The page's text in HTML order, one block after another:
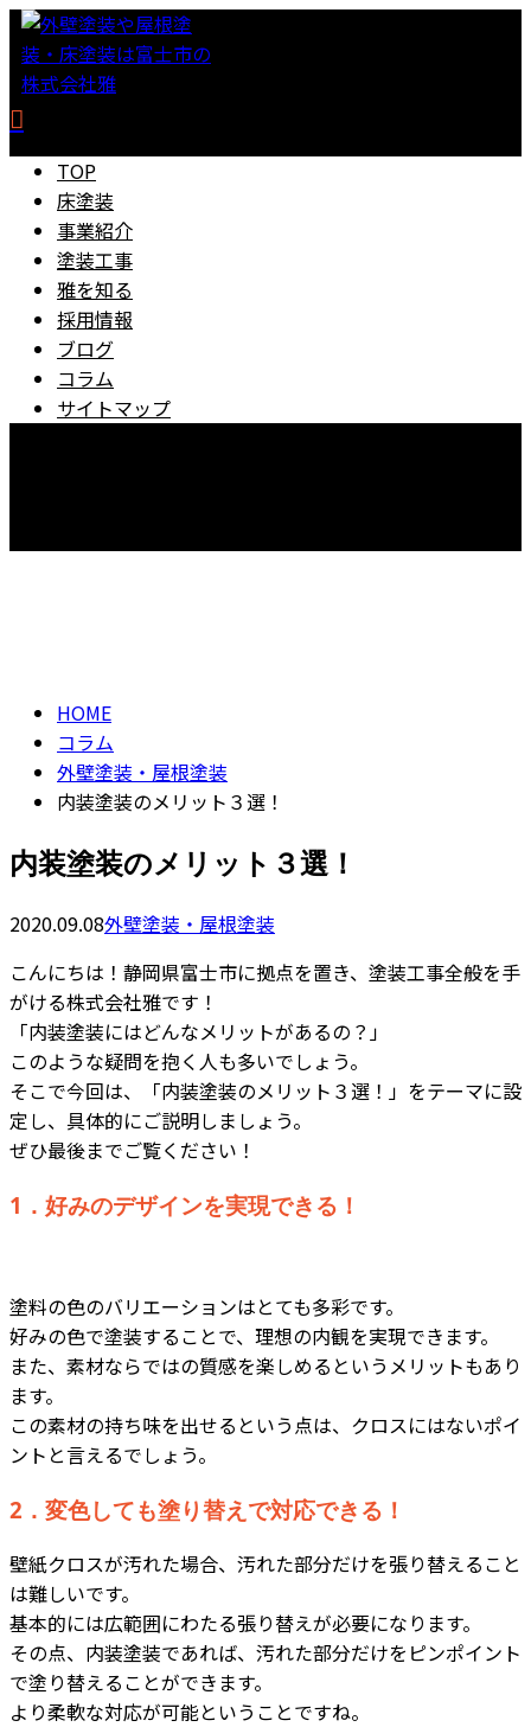
TOP
床塗装
事業紹介
塗装工事
雅を知る
採用情報
ブログ
コラム
サイトマップ
HOME
コラム
外壁塗装・屋根塗装
内装塗装のメリット３選！
内装塗装のメリット３選！
2020.09.08外壁塗装・屋根塗装
こんにちは！静岡県富士市に拠点を置き、塗装工事全般を手
がける株式会社雅です！
「内装塗装にはどんなメリットがあるの？」
このような疑問を抱く人も多いでしょう。
そこで今回は、「内装塗装のメリット３選！」をテーマに設
定し、具体的にご説明しましょう。
ぜひ最後までご覧ください！
1．好みのデザインを実現できる！
塗料の色のバリエーションはとても多彩です。
好みの色で塗装することで、理想の内観を実現できます。
また、素材ならではの質感を楽しめるというメリットもあり
ます。
この素材の持ち味を出せるという点は、クロスにはないポイ
ントと言えるでしょう。
2．変色しても塗り替えで対応できる！
壁紙クロスが汚れた場合、汚れた部分だけを張り替えること
は難しいです。
基本的には広範囲にわたる張り替えが必要になります。
その点、内装塗装であれば、汚れた部分だけをピンポイント
で塗り替えることができます。
より柔軟な対応が可能ということですね。